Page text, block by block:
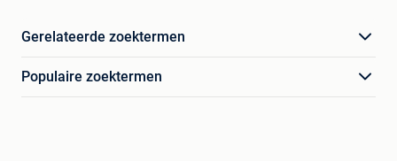
Gerelateerde zoektermen
Populaire zoektermen